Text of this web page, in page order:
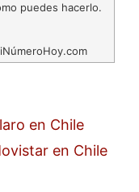
puedes hacerlo.
en Chile
en Chile